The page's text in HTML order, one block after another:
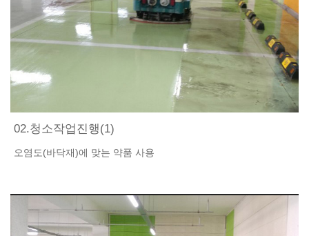
02.청소작업진행(1)
오염도(바닥재)에 맞는 약품 사용